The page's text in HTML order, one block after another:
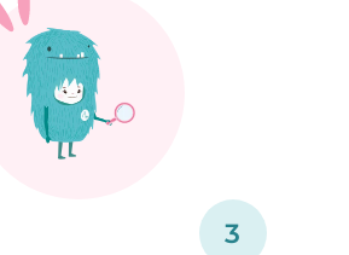
3